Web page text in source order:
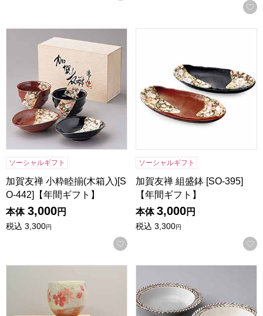
ソーシャルギフト
加賀友禅 小粋睦揃(木箱入)[S
O-442]【年間ギフト】
本体 3,000円
税込 3,300円
お気に入りに登録する
ソーシャルギフト
加賀友禅 組盛鉢 [SO-395]
【年間ギフト】
本体 3,000円
税込 3,300円